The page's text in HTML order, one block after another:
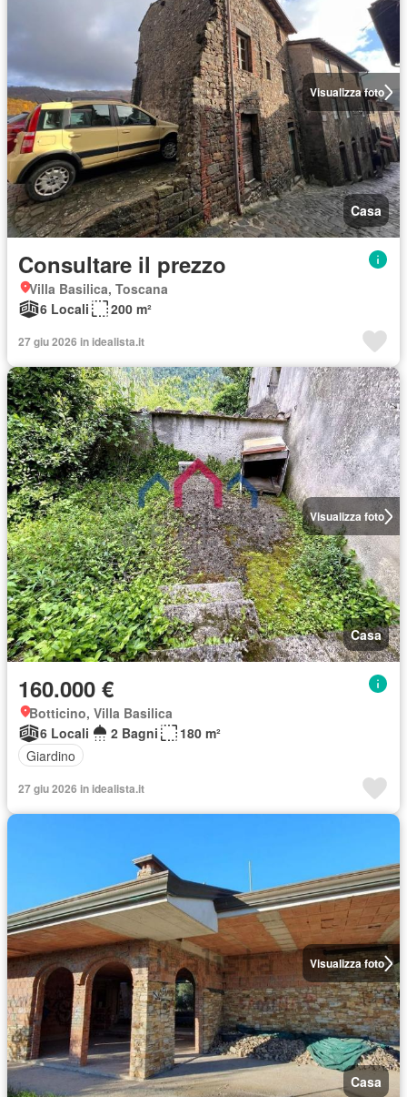
Visualizza foto
Casa
Consultare il prezzo
Villa Basilica, Toscana
6 Locali
200 m²
27 giu 2026 in idealista.it
Visualizza foto
Casa
160.000 €
Botticino, Villa Basilica
6 Locali
2 Bagni
180 m²
Giardino
27 giu 2026 in idealista.it
Visualizza foto
Casa